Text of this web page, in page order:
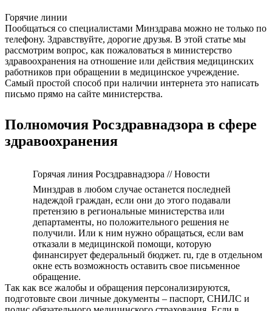
Горячие линии
Пообщаться со специалистами Минздрава можно не только по
телефону. Здравствуйте, дорогие друзья. В этой статье мы
рассмотрим вопрос, как пожаловаться в министерство
здравоохранения на отношение или действия медицинских
работников при обращении в медицинское учреждение.
Самый простой способ при наличии интернета это написать
письмо прямо на сайте министерства.
Полномочия Росздравнадзора в сфере
здравоохранения
Горячая линия Росздравнадзора // Новости
Минздрав в любом случае останется последней
надеждой граждан, если они до этого подавали
претензию в региональные министерства или
департаменты, но положительного решения не
получили. Или к ним нужно обращаться, если вам
отказали в медицинской помощи, которую
финансирует федеральный бюджет. ru, где в отдельном
окне есть возможность оставить свое письменное
обращение.
Так как все жалобы и обращения персонализируются,
подготовьте свои личные документы – паспорт, СНИЛС и